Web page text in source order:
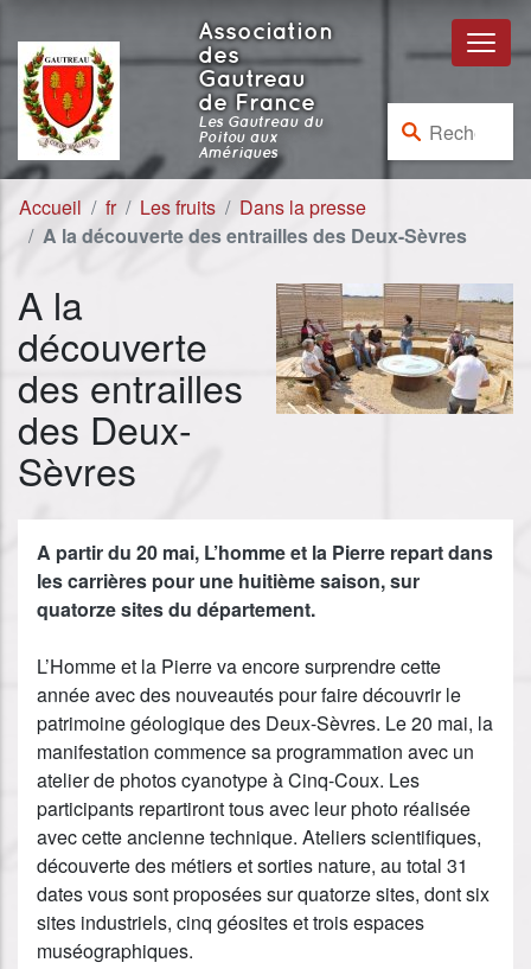
Association
des
Gautreau
de France
Les Gautreau du
Poitou aux
Amériques
Rechercher :
Accueil fr Les fruits
Dans la presse
A la découverte des entrailles des Deux-Sèvres
A la
découverte
des entrailles
des Deux-
Sèvres
A partir du 20 mai, L’homme et la Pierre repart dans
les carrières pour une huitième saison, sur
quatorze sites du département.
L’Homme et la Pierre va encore surprendre cette
année avec des nouveautés pour faire découvrir le
patrimoine géologique des Deux-Sèvres. Le 20 mai, la
manifestation commence sa programmation avec un
atelier de photos cyanotype à Cinq-Coux. Les
participants repartiront tous avec leur photo réalisée
avec cette ancienne technique. Ateliers scientifiques,
découverte des métiers et sorties nature, au total 31
dates vous sont proposées sur quatorze sites, dont six
sites industriels, cinq géosites et trois espaces
muséographiques.